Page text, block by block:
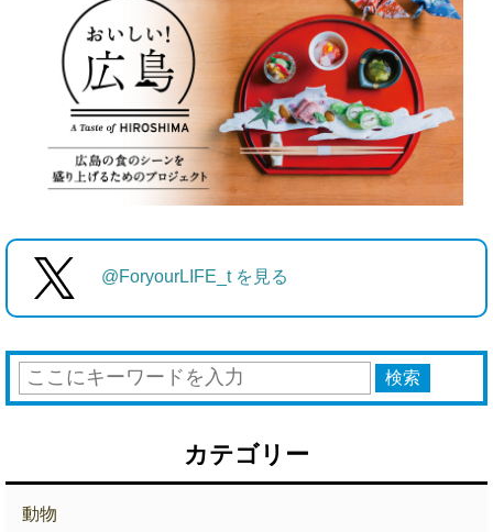
@ForyourLIFE_t を見る
カテゴリー
動物